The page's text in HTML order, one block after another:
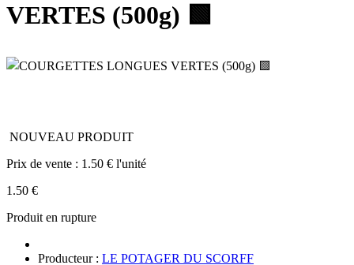
VERTES (500g) 🟩
NOUVEAU PRODUIT
Prix de vente : 1.50 € l'unité
1.50 €
Produit en rupture
Producteur : LE POTAGER DU SCORFF